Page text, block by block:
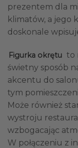
prezentem dla
klimatów, a jego
doskonale
Figurka okrętu to
świetny sposób
akcentu do
tym
Może również
wystroju
wzbogacając
W połączeniu z